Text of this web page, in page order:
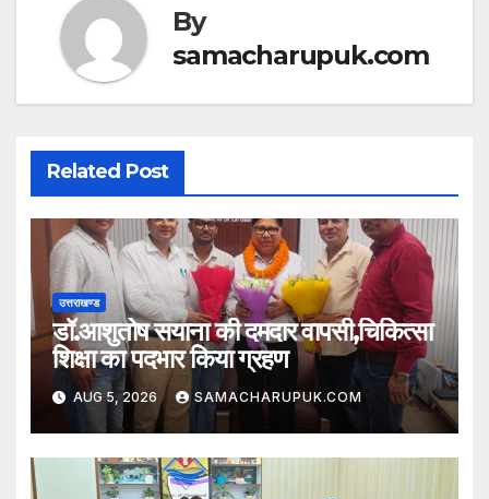
By
samacharupuk.com
Related Post
उत्तराखण्ड
डॉ.आशुतोष सयाना की दमदार वापसी,चिकित्सा
शिक्षा का पदभार किया ग्रहण
AUG 5, 2026 SAMACHARUPUK.COM